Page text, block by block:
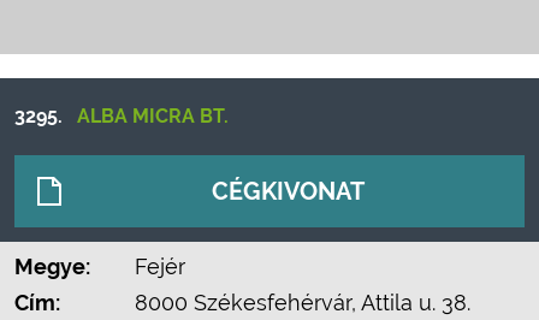
3295. ALBA MICRA BT.
CÉGKIVONAT
Megye:
Fejér
Cím:
8000 Székesfehérvár, Attila u. 38.